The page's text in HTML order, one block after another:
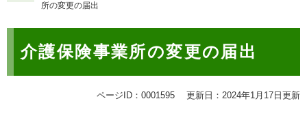
所の変更の届出
介護保険事業所の変更の届出
ページID：0001595 更新日：2024年1月17日更新